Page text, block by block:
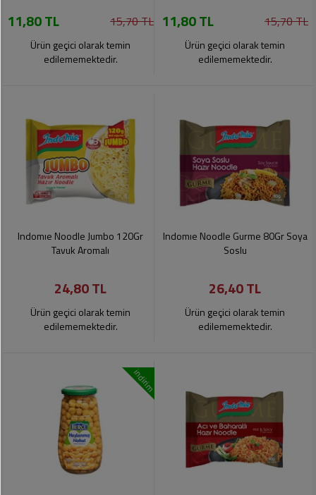
11,80 TL 15,70 TL
Ürün geçici olarak temin
edilememektedir.
11,80 TL 15,70 TL
Ürün geçici olarak temin
edilememektedir.
Indomıe Noodle Jumbo 120Gr
Tavuk Aromalı
24,80 TL
Ürün geçici olarak temin
edilememektedir.
Indomıe Noodle Gurme 80Gr Soya
Soslu
26,40 TL
Ürün geçici olarak temin
edilememektedir.
indirim